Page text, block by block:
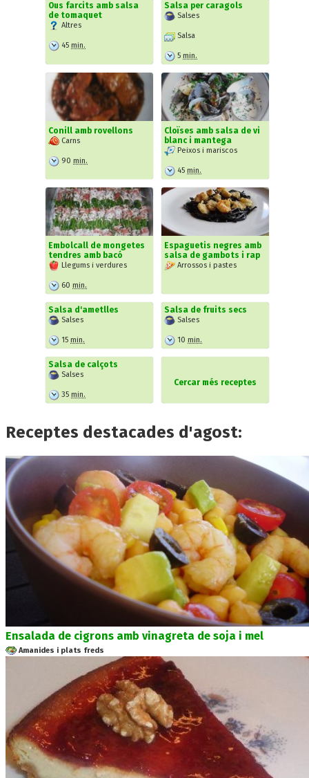
Ous farcits amb salsa
de tomaquet
Altres
45 min.
Salsa per caragols
Salses
Salsa
5 min.
Conill amb rovellons
Carns
90 min.
Cloïses amb salsa de vi
blanc i mantega
Peixos i mariscos
45 min.
Embolcall de mongetes
tendres amb bacó
Llegums i verdures
60 min.
Espaguetis negres amb
salsa de gambots i rap
Arrossos i pastes
Salsa d'ametlles
Salses
15 min.
Salsa de fruits secs
Salses
10 min.
Salsa de calçots
Salses
35 min.
Cercar més receptes
Receptes destacades d'agost:
Ensalada de cigrons amb vinagreta de soja i mel
Amanides i plats freds